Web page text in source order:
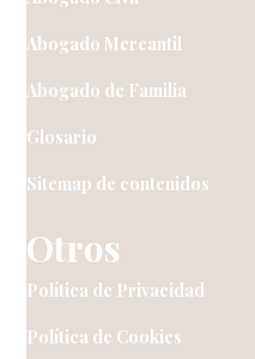
Abogado Mercantil
Abogado de Familia
Glosario
Sitemap de contenidos
Otros
Política de Privacidad
Política de Cookies